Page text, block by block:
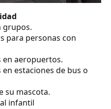
grupos.
para personas con
en aeropuertos.
estaciones de bus o
su mascota.
infantil